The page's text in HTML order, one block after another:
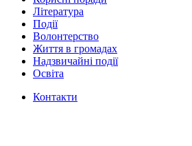
Література
Події
Волонтерство
Життя в громадах
Надзвичайні події
Освіта
Контакти